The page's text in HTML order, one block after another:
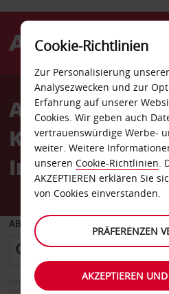
Avis
Kopenhagen,
ABHOLEN VON
Eine andere Rückgabestation
Cookie-Richtlinien
Zur Personalisierung
Analysezwecken und zur
Erfahrung auf unserer
Cookies. Wir geben auch
vertrauenswürdige Werbe-
weiter. Weitere
unseren Cookie-Richtlinien.
AKZEPTIEREN erklären Sie
von Cookies einverstanden.
PRÄFERENZEN
AKZEPTIEREN UND